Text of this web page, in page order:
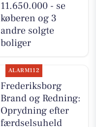
11.650.000 - se
køberen og 3
andre solgte
boliger
ALARM112
Frederiksborg
Brand og Redning:
Oprydning efter
færdselsuheld